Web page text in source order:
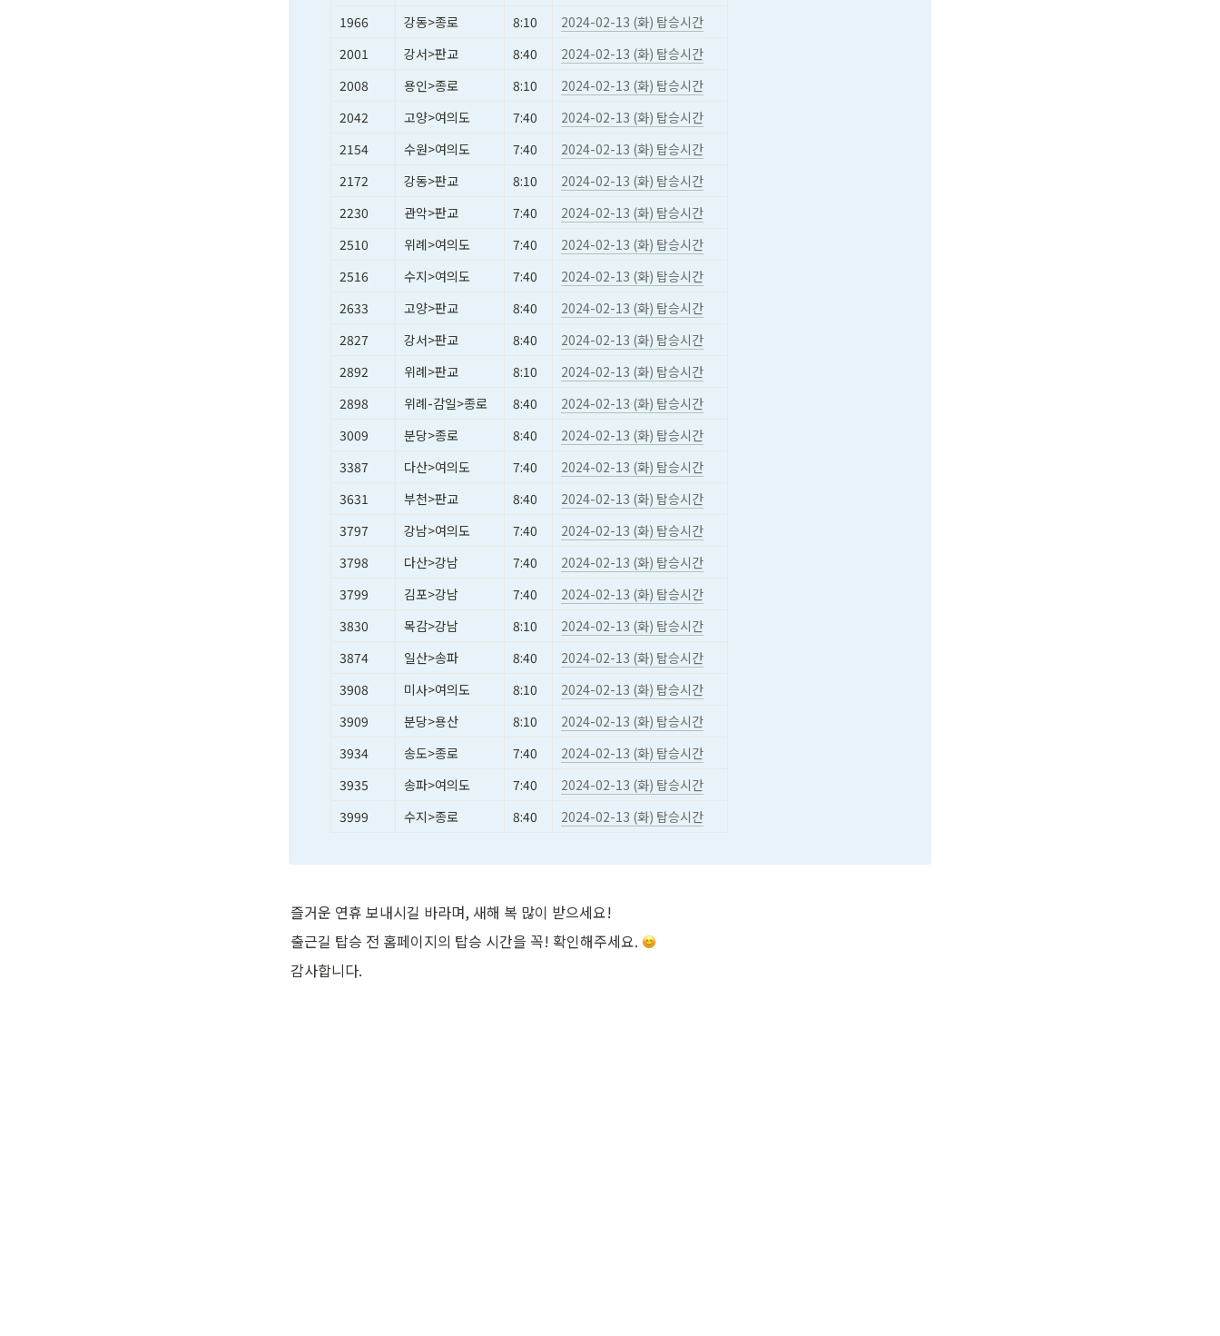
1966
강동>종로 8:10
2024-02-13 (화) 탑승시간
2001
강서>판교 8:40
2024-02-13 (화) 탑승시간
2008
용인>종로 8:10
2024-02-13 (화) 탑승시간
2042
고양>여의도 7:40
2024-02-13 (화) 탑승시간
2154
수원>여의도 7:40
2024-02-13 (화) 탑승시간
2172
강동>판교 8:10
2024-02-13 (화) 탑승시간
2230
관악>판교 7:40
2024-02-13 (화) 탑승시간
2510
위례>여의도 7:40
2024-02-13 (화) 탑승시간
2516
수지>여의도 7:40
2024-02-13 (화) 탑승시간
2633
고양>판교 8:40
2024-02-13 (화) 탑승시간
2827
강서>판교 8:40
2024-02-13 (화) 탑승시간
2892
위례>판교 8:10
2024-02-13 (화) 탑승시간
2898
위례-감일>종로 8:40
2024-02-13 (화) 탑승시간
3009
분당>종로 8:40
2024-02-13 (화) 탑승시간
3387
다산>여의도 7:40
2024-02-13 (화) 탑승시간
3631
부천>판교 8:40
2024-02-13 (화) 탑승시간
3797
강남>여의도 7:40
2024-02-13 (화) 탑승시간
3798
다산>강남 7:40
2024-02-13 (화) 탑승시간
3799
김포>강남 7:40
2024-02-13 (화) 탑승시간
3830
목감>강남 8:10
2024-02-13 (화) 탑승시간
3874
일산>송파 8:40
2024-02-13 (화) 탑승시간
3908
미사>여의도 8:10
2024-02-13 (화) 탑승시간
3909
분당>용산 8:10
2024-02-13 (화) 탑승시간
3934
송도>종로 7:40
2024-02-13 (화) 탑승시간
3935
송파>여의도 7:40
2024-02-13 (화) 탑승시간
3999
수지>종로 8:40 2024-02-13 (화) 탑승시간
즐거운 연휴 보내시길 바라며, 새해 복 많이 받으세요!
출근길 탑승 전 홈페이지의 탑승 시간을 꼭! 확인해주세요.
감사합니다.